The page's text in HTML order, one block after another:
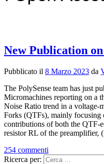
New Publication
Pubblicato il 8 Marzo 2023 da
The PolySense team has just
Micromachines reporting on a
Noise Ratio trend in a voltage-
Forks (QTFs), mainly focusing
contributions of both the QTF-
resistor RL of the preamplifier,
254 commenti
Ricerca per: